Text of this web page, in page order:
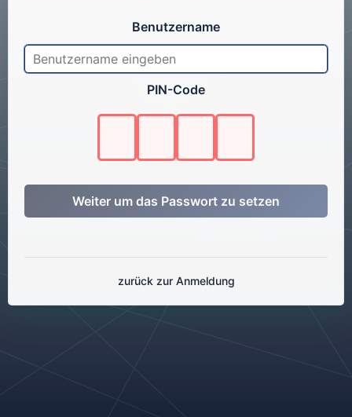
Benutzername
PIN-Code
Weiter um das Passwort zu setzen
zurück zur Anmeldung